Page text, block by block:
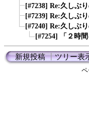
[#7238] Re:久しぶ
[#7239] Re:久しぶ
[#7240] Re:久しぶ
[#7254] 「２時
新規投稿┃ツリー表
ペ